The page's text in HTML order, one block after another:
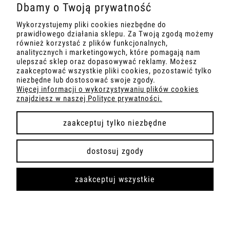
GRAFIKA NA PŁÓTNIE - Kobieta ze
Słonecznikiem RÓŻOWA
520,00 zł
Dodaj do koszyka
GRAFIKA NA PŁÓTNIE -
Młodzieniec z Ważką MIODOWY
Dbamy o Twoją prywatność
Wykorzystujemy pliki cookies niezbędne do
prawidłowego działania sklepu. Za Twoją zgodą możemy
również korzystać z plików funkcjonalnych,
analitycznych i marketingowych, które pomagają nam
ulepszać sklep oraz dopasowywać reklamy. Możesz
zaakceptować wszystkie pliki cookies, pozostawić tylko
niezbędne lub dostosować swoje zgody.
Więcej informacji o wykorzystywaniu plików cookies
znajdziesz w naszej Polityce prywatności.
zaakceptuj tylko niezbędne
dostosuj zgody
zaakceptuj wszystkie